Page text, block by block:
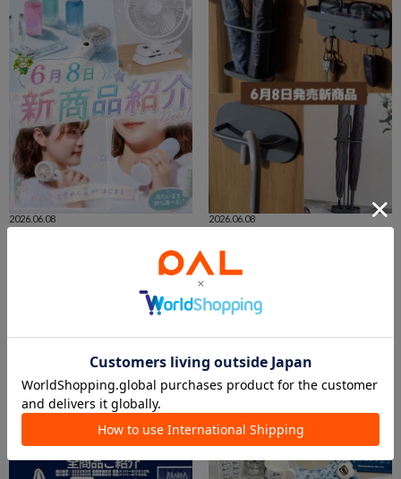
2026.06.08
イオンモール札幌発寒店
イオンモール札幌発寒店
2026.06.08